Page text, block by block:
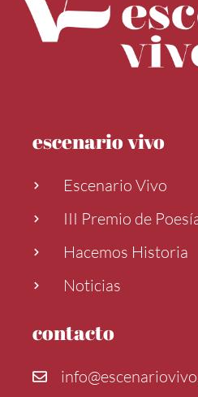
escenario vivo
Escenario Vivo
III Premio de
Hacemos Historia
Noticias
contacto